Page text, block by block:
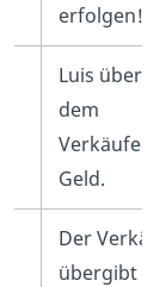
erfolgen!
Luis
dem
Verkäufer
Geld.
Der
übergibt